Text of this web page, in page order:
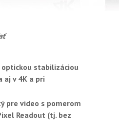
optickou stabilizáciou
aj v 4K a pri
pre video s pomerom
Readout (tj. bez